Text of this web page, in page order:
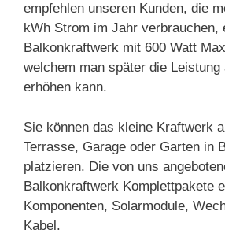
empfehlen unseren Kunden, die
kWh Strom im Jahr verbrauchen,
Balkonkraftwerk mit 600 Watt
welchem man später die Leistung
erhöhen kann.
Sie können das kleine Kraftwerk
Terrasse, Garage oder Garten in
platzieren. Die von uns
Balkonkraftwerk Komplettpakete
Komponenten, Solarmodule,
Kabel.